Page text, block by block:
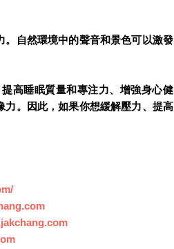
。自然環境中的聲音和景色可以激發
高睡眠質量和專注力、增強身心健
力。因此，如果你想緩解壓力、提高